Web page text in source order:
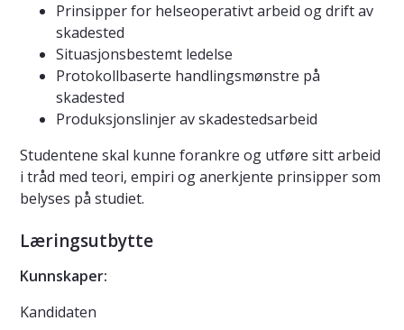
Prinsipper for helseoperativt arbeid og drift av
skadested
Situasjonsbestemt ledelse
Protokollbaserte handlingsmønstre på
skadested
Produksjonslinjer av skadestedsarbeid
Studentene skal kunne forankre og utføre sitt arbeid
i tråd med teori, empiri og anerkjente prinsipper som
belyses på studiet.
Læringsutbytte
Kunnskaper:
Kandidaten